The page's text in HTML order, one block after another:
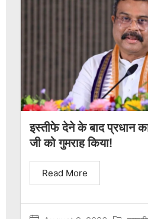
इस्तीफे देने के बाद प्रधान
जी को गुमराह किया!
Read More